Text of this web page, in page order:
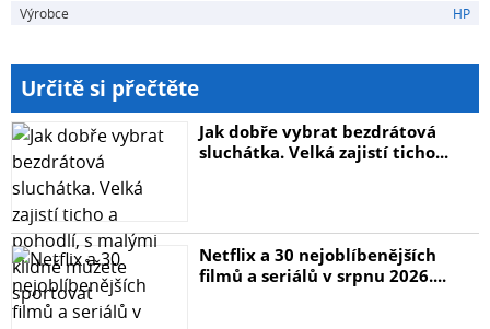
Výrobce HP
Určitě si přečtěte
Jak dobře vybrat bezdrátová
sluchátka. Velká zajistí ticho...
Netflix a 30 nejoblíbenějších
filmů a seriálů v srpnu 2026....